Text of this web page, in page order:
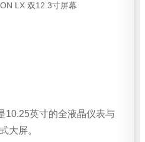
LX 双12.3寸屏幕
10.25英寸的全液晶仪表与
大屏。